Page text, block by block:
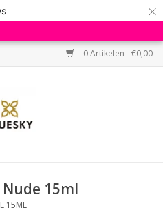
×
0 Artikelen - €0,00
15ml
15ML